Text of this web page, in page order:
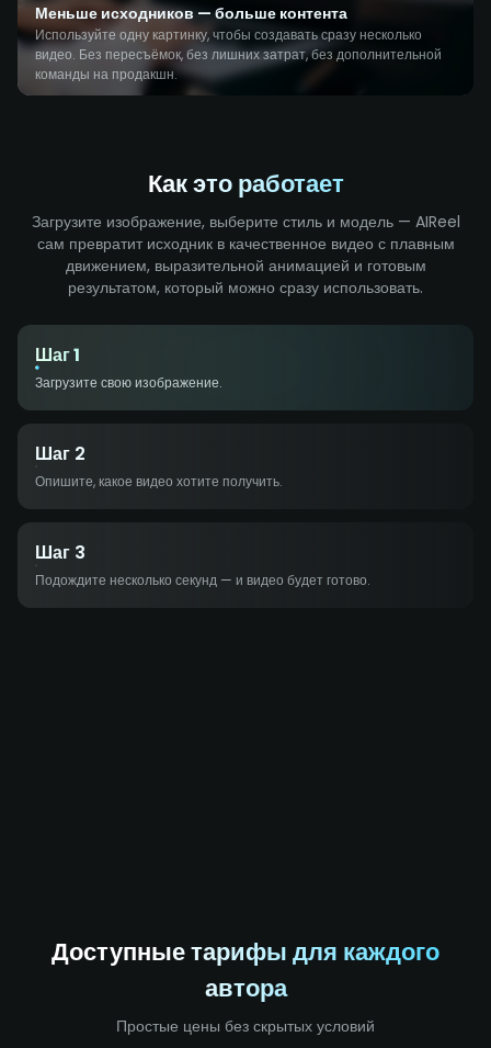
Меньше исходников — больше контента
Используйте одну картинку, чтобы создавать сразу несколько
видео. Без пересъёмок, без лишних затрат, без дополнительной
команды на продакшн.
Как это работает
Загрузите изображение, выберите стиль и модель — AIReel
сам превратит исходник в качественное видео с плавным
движением, выразительной анимацией и готовым
результатом, который можно сразу использовать.
Шаг 1
Загрузите свою изображение.
Шаг 2
Опишите, какое видео хотите получить.
Шаг 3
Подождите несколько секунд — и видео будет готово.
Доступные тарифы для каждого
автора
Простые цены без скрытых условий